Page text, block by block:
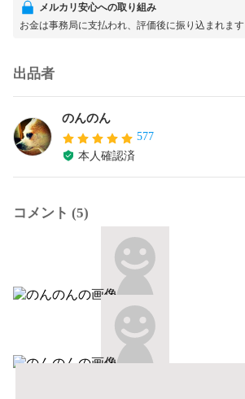
メルカリ安心への取り組み
お金は事務局に支払われ、評価後に振り込まれます
出品者
のんのん
577
本人確認済
コメント (5)